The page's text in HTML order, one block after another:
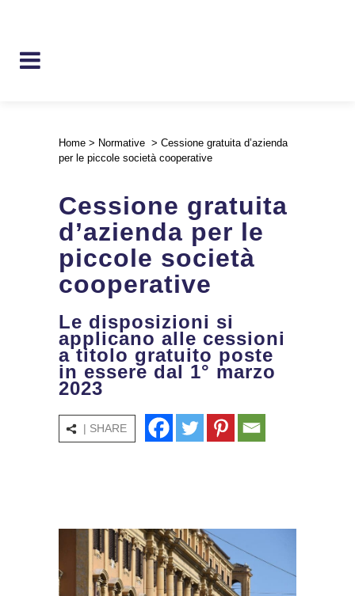
Home > Normative > Cessione gratuita d’azienda
per le piccole società cooperative
Cessione gratuita
d’azienda per le
piccole società
cooperative
Le disposizioni si
applicano alle cessioni
a titolo gratuito poste
in essere dal 1° marzo
2023
| SHARE